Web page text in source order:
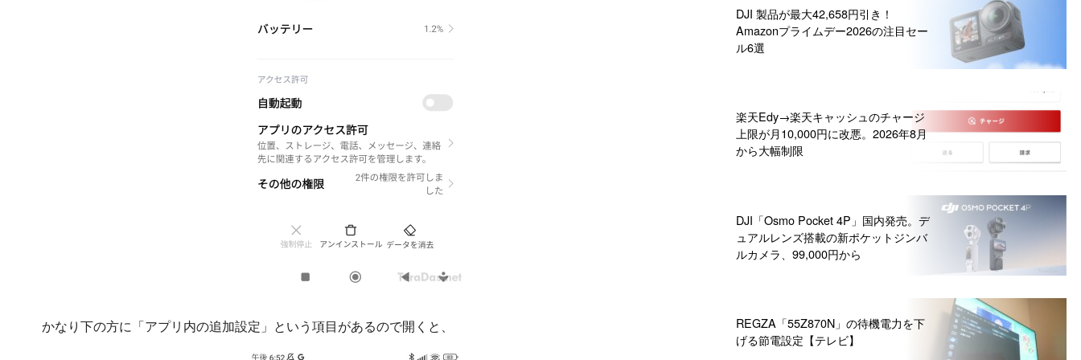
かなり下の方に「アプリ内の追加設定」という項目があるので開くと、
DJI 製品が最大42,658円引き！
Amazonプライムデー2026の注目セー
ル6選
楽天Edy→楽天キャッシュのチャージ
上限が月10,000円に改悪。2026年8月
から大幅制限
DJI「Osmo Pocket 4P」国内発売。デ
ュアルレンズ搭載の新ポケットジンバ
ルカメラ、99,000円から
REGZA「55Z870N」の待機電力を下
げる節電設定【テレビ】